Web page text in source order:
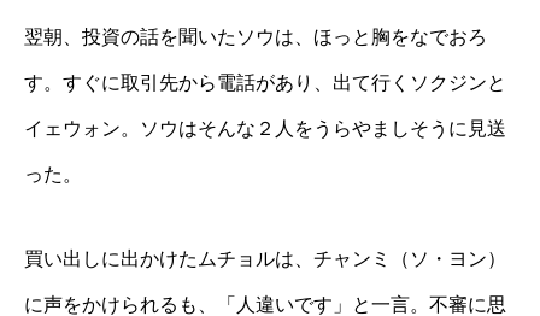
翌朝、投資の話を聞いたソウは、ほっと胸をなでおろ
す。すぐに取引先から電話があり、出て行くソクジンと
イェウォン。ソウはそんな２人をうらやましそうに見送
った。
買い出しに出かけたムチョルは、チャンミ（ソ・ヨン）
に声をかけられるも、「人違いです」と一言。不審に思